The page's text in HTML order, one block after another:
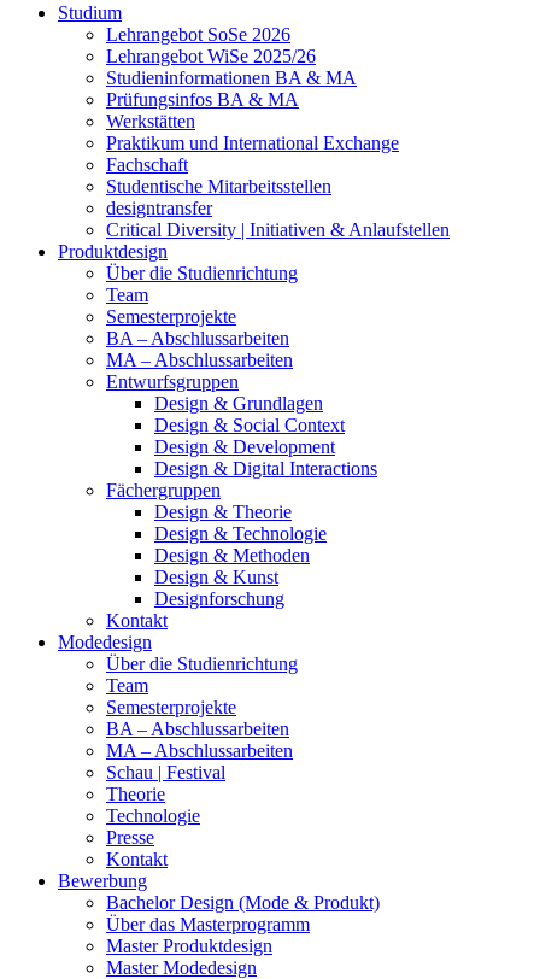
Studium
Lehrangebot SoSe 2026
Lehrangebot WiSe 2025/26
Studieninformationen ­BA & MA
Prüfungsinfos BA & MA
Werkstätten
Praktikum und International Exchange
Fachschaft
Studentische Mitarbeitsstellen
designtransfer
Critical Diversity | Initiativen & Anlaufstellen
Produktdesign
Über die Studienrichtung
Team
Semesterprojekte
BA – Abschlussarbeiten
MA – Abschlussarbeiten
Entwurfsgruppen
Design & Grundlagen
Design & Social Context
Design & Development
Design & Digital Interactions
Fächergruppen
Design & Theorie
Design & Technologie
Design & Methoden
Design & Kunst
Designforschung
Kontakt
Modedesign
Über die Studienrichtung
Team
Semesterprojekte
BA – Abschlussarbeiten
MA – Abschlussarbeiten
Schau | Festival
Theorie
Technologie
Presse
Kontakt
Bewerbung
Bachelor Design (Mode & Produkt)
Über das Masterprogramm
Master Produktdesign
Master Modedesign